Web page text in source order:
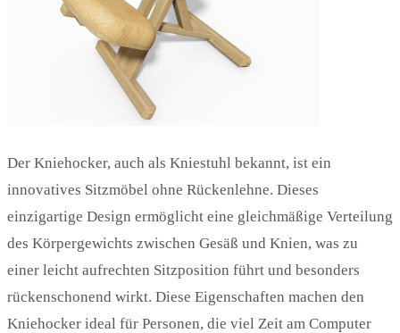
Der Kniehocker, auch als Kniestuhl bekannt, ist ein
innovatives Sitzmöbel ohne Rückenlehne. Dieses
einzigartige Design ermöglicht eine gleichmäßige Verteilung
des Körpergewichts zwischen Gesäß und Knien, was zu
einer leicht aufrechten Sitzposition führt und besonders
rückenschonend wirkt. Diese Eigenschaften machen den
Kniehocker ideal für Personen, die viel Zeit am Computer